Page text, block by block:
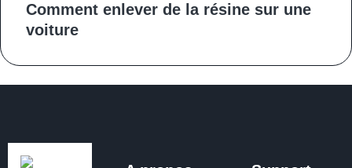
Comment enlever de la résine sur une
voiture